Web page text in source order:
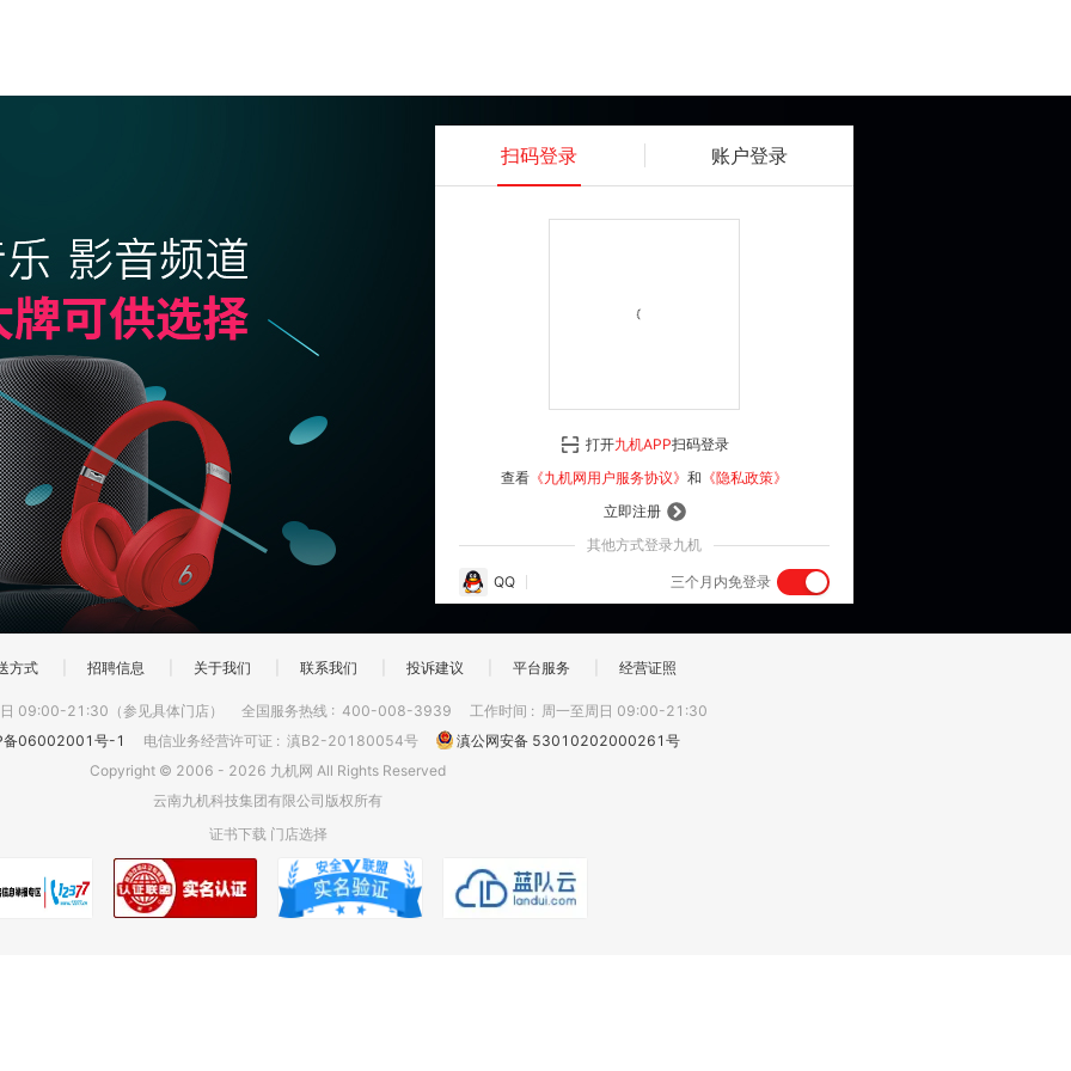
扫码登录 账户登录
登 录
立即注册
其他方式登录九机
QQ 三个月内免登录
打开九机APP扫码登录
查看 《九机网用户服务协议》 和 《隐私政策》
方式 招聘信息 关于我们 联系我们 投诉建议 平台服务 经营证照
09:00-21:30（参见具体门店） 全国服务热线 : 400-008-3939 工作时间 : 周一至周日 09:00-21:30
备06002001号-1
电信业务经营许可证 : 滇B2-20180054号
滇公网安备 53010202000261号
Copyright © 2006 - 2026 九机网 All Rights Reserved
云南九机科技集团有限公司版权所有
证书下载 门店选择